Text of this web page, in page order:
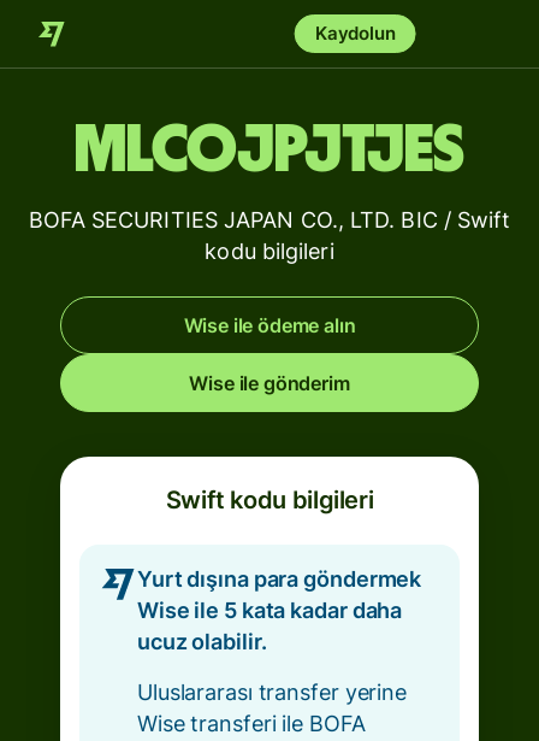
Kaydolun
MLCOJPJTJES
BOFA SECURITIES JAPAN CO., LTD. BIC / Swift
kodu bilgileri
Wise ile ödeme alın
Wise ile gönderim
Swift kodu bilgileri
Yurt dışına para göndermek
Wise ile 5 kata kadar daha
ucuz olabilir.
Uluslararası transfer yerine
Wise transferi ile BOFA